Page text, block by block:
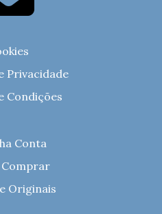
Privacidade
Condições
Conta
Comprar
Originais